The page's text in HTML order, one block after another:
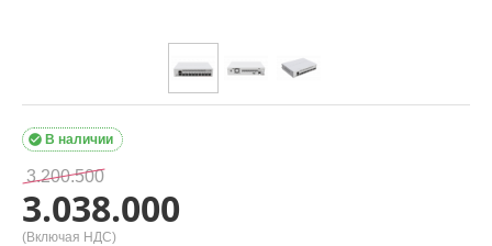
В наличии

3.200.500
3.038.000
(Включая НДС)